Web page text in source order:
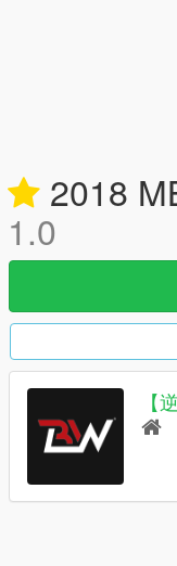
2018
1.0
【